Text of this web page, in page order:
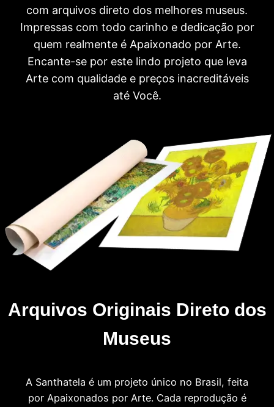
com arquivos direto dos melhores museus.
Impressas com todo carinho e dedicação por
quem realmente é Apaixonado por Arte.
Encante-se por este lindo projeto que leva
Arte com qualidade e preços inacreditáveis
até Você.
Arquivos Originais Direto dos
Museus
A Santhatela é um projeto único no Brasil, feita
por Apaixonados por Arte. Cada reprodução é